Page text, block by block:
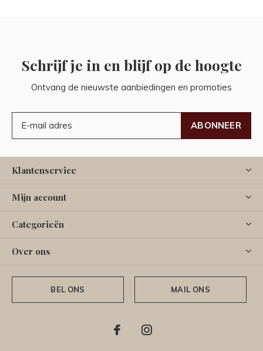
Schrijf je in en blijf op de hoogte
Ontvang de nieuwste aanbiedingen en promoties
ABONNEER
Klantenservice
Mijn account
Categorieën
Over ons
BEL ONS MAIL ONS